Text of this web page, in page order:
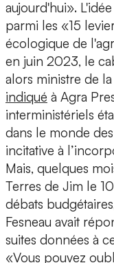
aujourd'hui».
parmi les «15
écologique de
en juin 2023, le
alors ministre de
indiqué à Agra
interministériels
dans le monde
incitative à
Mais, quelques
Terres de Jim le
débats
Fesneau avait
suites données à
«Vous pouvez